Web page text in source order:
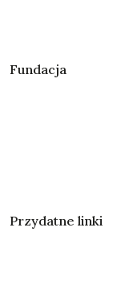
Fundacja
Przydatne linki